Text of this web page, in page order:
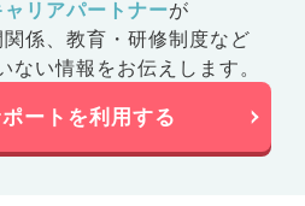
リアパートナーが
係、 教育・研修制度など
ない情報をお伝えします。
ートを利用する